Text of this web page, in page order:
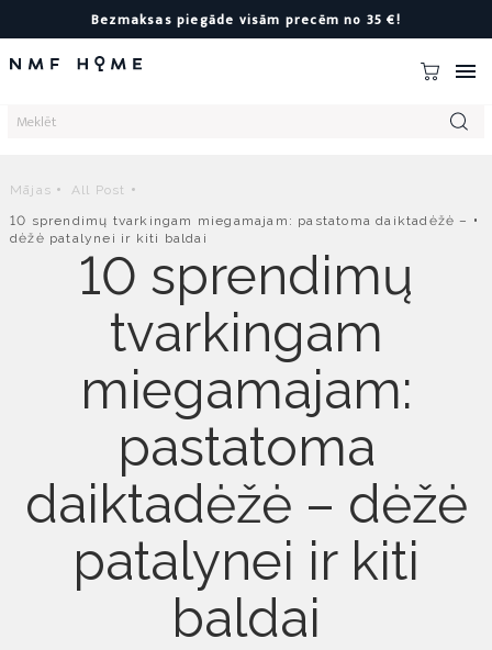
Bezmaksas piegāde visām precēm no 35 €!

Mājas
All Post
10 sprendimų tvarkingam miegamajam: pastatoma daiktadėžė –
dėžė patalynei ir kiti baldai
10 sprendimų
tvarkingam
miegamajam:
pastatoma
daiktadėžė – dėžė
patalynei ir kiti
baldai